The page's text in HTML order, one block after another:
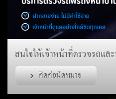
สนใจให้เจ้าหน้าที่ตรวจรถแล
ติดต่อนัดหมาย